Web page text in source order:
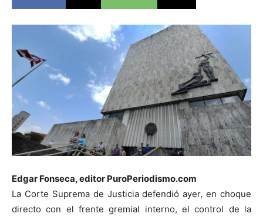
Edgar Fonseca, editor PuroPeriodismo.com
La Corte Suprema de Justicia defendió ayer, en choque
directo con el frente gremial interno, el control de la